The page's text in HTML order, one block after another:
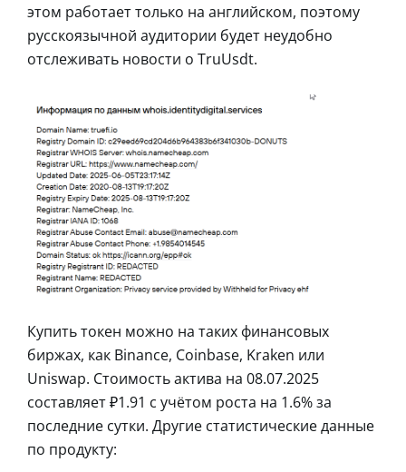
этом работает только на английском, поэтому
русскоязычной аудитории будет неудобно
отслеживать новости о TruUsdt.
Купить токен можно на таких финансовых
биржах, как Binance, Coinbase, Kraken или
Uniswap. Стоимость актива на 08.07.2025
составляет ₽1.91 с учётом роста на 1.6% за
последние сутки. Другие статистические данные
по продукту: